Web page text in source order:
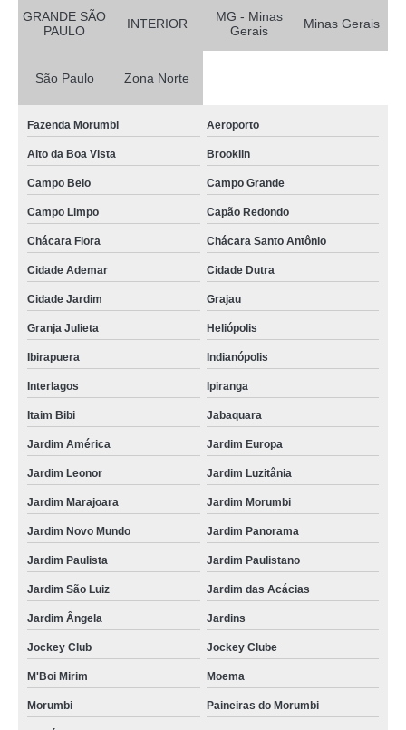
GRANDE SÃO
PAULO
INTERIOR
MG - Minas
Gerais
Minas Gerais
São Paulo Zona Norte
Fazenda Morumbi Aeroporto
Alto da Boa Vista Brooklin
Campo Belo Campo Grande
Campo Limpo Capão Redondo
Chácara Flora Chácara Santo Antônio
Cidade Ademar Cidade Dutra
Cidade Jardim Grajau
Granja Julieta Heliópolis
Ibirapuera Indianópolis
Interlagos Ipiranga
Itaim Bibi Jabaquara
Jardim América Jardim Europa
Jardim Leonor Jardim Luzitânia
Jardim Marajoara Jardim Morumbi
Jardim Novo Mundo Jardim Panorama
Jardim Paulista Jardim Paulistano
Jardim São Luiz Jardim das Acácias
Jardim Ângela Jardins
Jockey Club Jockey Clube
M'Boi Mirim Moema
Morumbi Paineiras do Morumbi